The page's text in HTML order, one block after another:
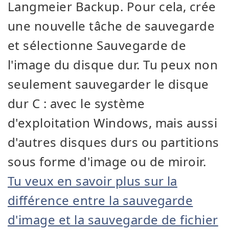
Langmeier Backup. Pour cela, crée
une nouvelle tâche de sauvegarde
et sélectionne Sauvegarde de
l'image du disque dur. Tu peux non
seulement sauvegarder le disque
dur C : avec le système
d'exploitation Windows, mais aussi
d'autres disques durs ou partitions
sous forme d'image ou de miroir.
Tu veux en savoir plus sur la
différence entre la sauvegarde
d'image et la sauvegarde de fichier